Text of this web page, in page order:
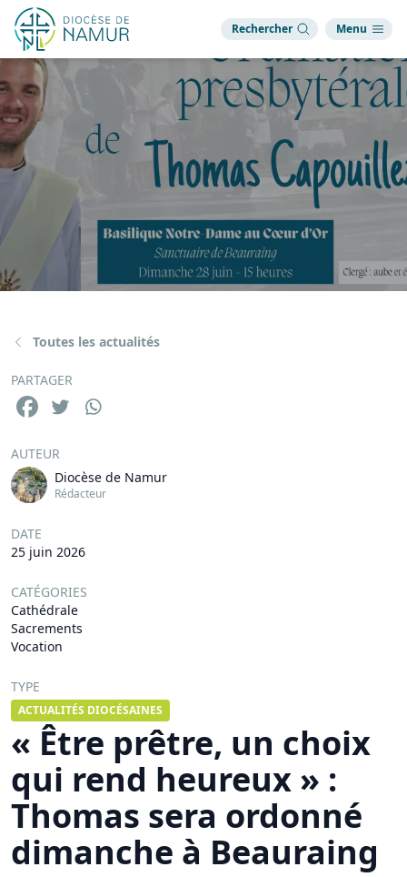
Rechercher Menu
Toutes les actualités
PARTAGER
AUTEUR
Diocèse de Namur
Rédacteur
DATE
25 juin 2026
CATÉGORIES
Cathédrale
Sacrements
Vocation
TYPE
ACTUALITÉS DIOCÉSAINES
« Être prêtre, un choix
qui rend heureux » :
Thomas sera ordonné
dimanche à Beauraing